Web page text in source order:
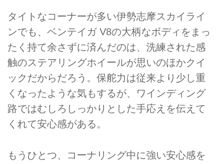
タイトなコーナーが多い伊勢志摩スカイライ
ンでも、ベンテイガ V8の大柄なボディをまっ
たく持て余さずに済んだのは、洗練された感
触のステアリングホイールが思いのほかクイ
ックだからだろう。保舵力は従来より少し重
くなったような気もするが、ワインディング
路ではむしろしっかりとした手応えを伝えて
くれて安心感がある。
もうひとつ、コーナリング中に強い安心感を